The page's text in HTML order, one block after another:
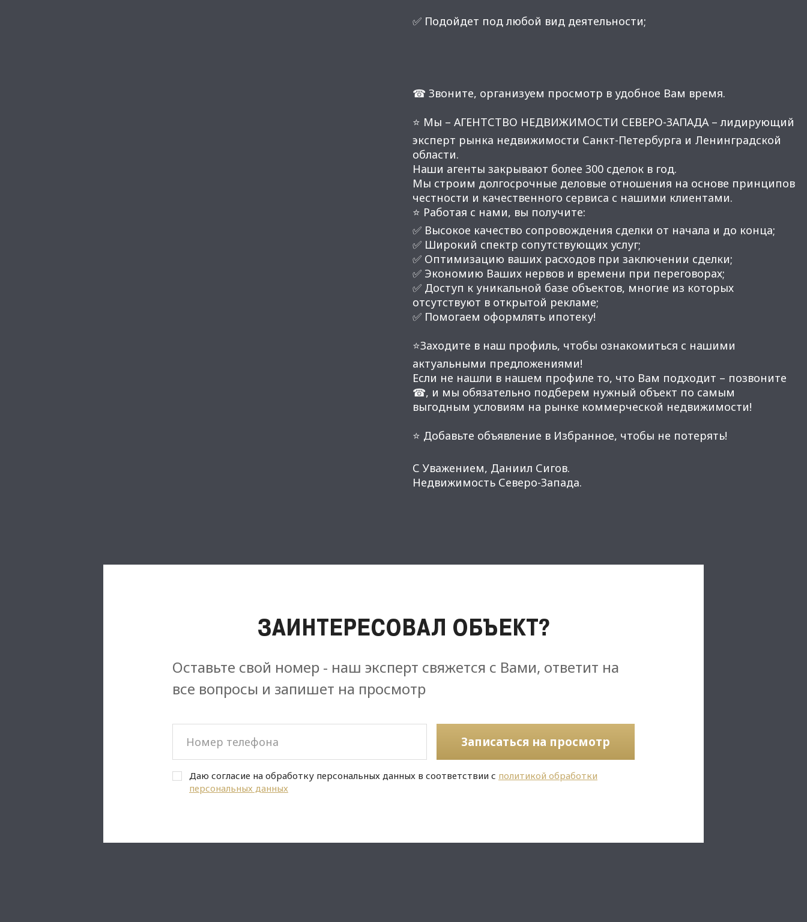
✅ Подойдет под любой вид деятельности;
☎ Звоните, организуем просмотр в удобное Вам время.
⭐ Мы – АГЕНТСТВО НЕДВИЖИМОСТИ СЕВЕРО-ЗАПАДА – лидирующий
эксперт рынка недвижимости Санкт-Петербурга и Ленинградской
области.
Наши агенты закрывают более 300 сделок в год.
Мы строим долгосрочные деловые отношения на основе принципов
честности и качественного сервиса с нашими клиентами.
⭐ Работая с нами, вы получите:
✅ Высокое качество сопровождения сделки от начала и до конца;
✅ Широкий спектр сопутствующих услуг;
✅ Оптимизацию ваших расходов при заключении сделки;
✅ Экономию Ваших нервов и времени при переговорах;
✅ Доступ к уникальной базе объектов, многие из которых
отсутствуют в открытой рекламе;
✅ Помогаем оформлять ипотеку!
⭐Заходите в наш профиль, чтобы ознакомиться с нашими
актуальными предложениями!
Если не нашли в нашем профиле то, что Вам подходит – позвоните
☎, и мы обязательно подберем нужный объект по самым
выгодным условиям на рынке коммерческой недвижимости!
⭐ Добавьте объявление в Избранное, чтобы не потерять!
С Уважением, Даниил Сигов.
Недвижимость Северо-Запада.
ЗАИНТЕРЕСОВАЛ ОБЪЕКТ?
Оставьте свой номер - наш эксперт свяжется с Вами, ответит на
все вопросы и запишет на просмотр
Записаться на просмотр
Даю согласие на обработку персональных данных в соответствии с политикой обработки
персональных данных